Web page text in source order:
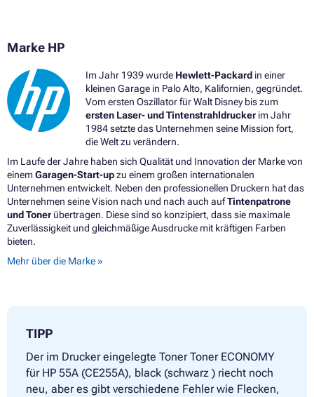
Marke HP
Im Jahr 1939 wurde Hewlett-Packardin einer
kleinen Garage in Palo Alto, Kalifornien, gegründet.
Vom ersten Oszillator für Walt Disney bis zum
ersten Laser- und Tintenstrahldruckerim Jahr
1984 setzte das Unternehmen seine Mission fort,
die Welt zu verändern.
Im Laufe der Jahre haben sich Qualität und Innovation der Marke von
einemGaragen-Start-upzu einem großen internationalen
Unternehmen entwickelt. Neben den professionellen Druckern hat das
Unternehmen seine Vision nach und nach auch aufTintenpatrone
und Toner übertragen. Diese sind so konzipiert, dass sie maximale
Zuverlässigkeit und gleichmäßige Ausdrucke mit kräftigen Farben
bieten.
Mehr über die Marke »
TIPP
Der im Drucker eingelegte Toner Toner ECONOMY
für HP 55A (CE255A), black (schwarz ) riecht noch
neu, aber es gibt verschiedene Fehler wie Flecken,